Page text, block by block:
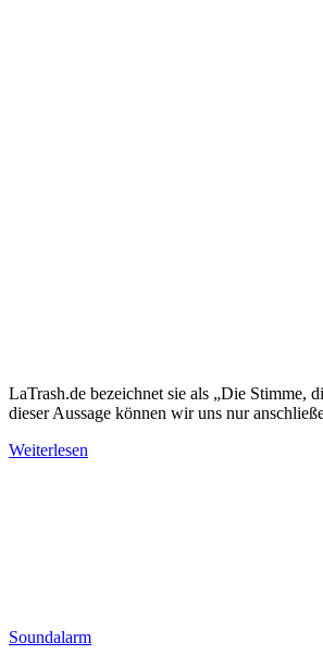
LaTrash.de bezeichnet sie als „Die Stimme,
dieser Aussage können wir uns nur
Weiterlesen
Soundalarm